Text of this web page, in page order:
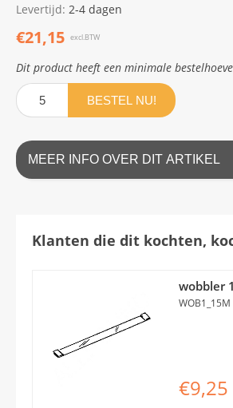
Levertijd: 2-4 dagen
€21,15 excl.BTW
Dit product heeft een minimale
BESTEL NU!
MEER INFO OVER DIT ARTIKEL
Klanten die dit kochten,
wobbler
WOB1_15M
€9,25